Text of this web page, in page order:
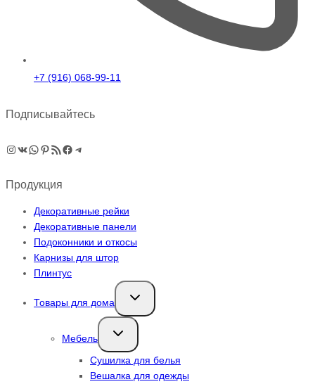
+7 (916) 068-99-11
Подписывайтесь
Instagram
ВКонтакте
WhatsApp
Pinterest
RSS-рассылка
Facebook
Telegram
Продукция
Декоративные рейки
Декоративные панели
Подоконники и откосы
Карнизы для штор
Плинтус
Товары для дома
Переключить
дочернее
Мебель
Переключить
дочернее
Сушилка для белья
Вешалка для одежды